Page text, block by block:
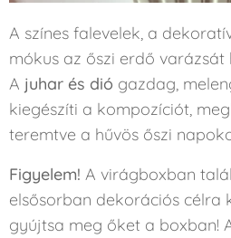
A színes falevelek, a
mókus az őszi erdő
A juhar és dió gazdag,
kiegészíti a kompozíciót,
teremtve a hűvös őszi
Figyelem! A virágboxban
elsősorban dekorációs célra
gyújtsa meg őket a boxban!